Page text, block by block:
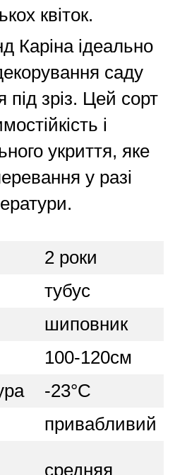
квіток.
Каріна ідеально
саду
зріз. Цей сорт
і
укриття, яке
у разі
2 роки
тубус
шиповник
100-120см
-23°C
привабливий
средняя